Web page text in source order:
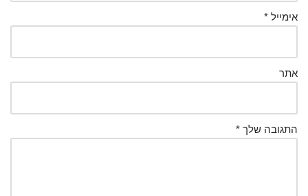
אימייל *
אתר
התגובה שלך *